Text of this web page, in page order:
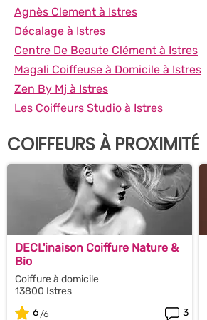
Agnès Clement à Istres
Décalage à Istres
Centre De Beaute Clément à Istres
Magali Coiffeuse à Domicile à Istres
Zen By Mj à Istres
Les Coiffeurs Studio à Istres
COIFFEURS À PROXIMITÉ
DECL'inaison Coiffure Nature &
Bio
Coiffure à domicile
13800 Istres
6
3